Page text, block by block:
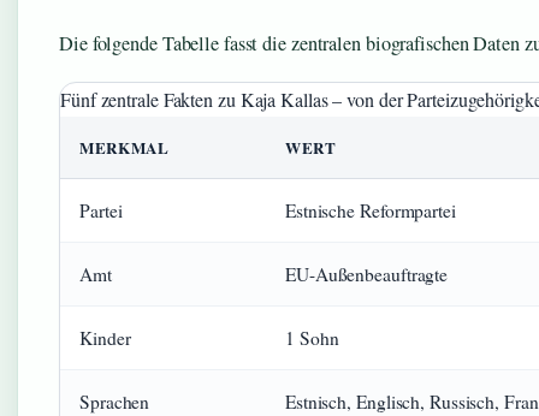
Die folgende Tabelle fasst die zentralen biografischen Daten
Fünf zentrale Fakten zu Kaja Kallas – von der
MERKMAL WERT
Partei Estnische Reformpartei
Amt EU-Außenbeauftragte
Kinder 1 Sohn
Sprachen Estnisch, Englisch, Russisch,